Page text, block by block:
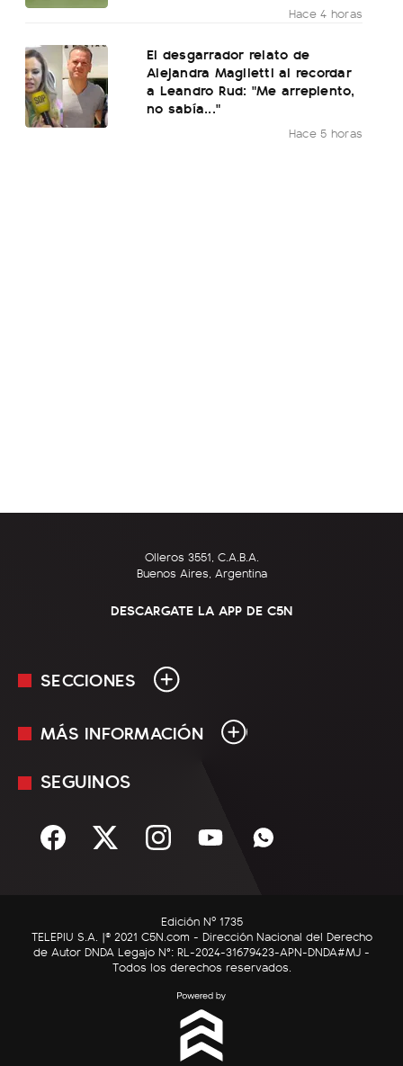
Hace 4 horas
El desgarrador relato de
Alejandra Maglietti al recordar
a Leandro Rud: "Me arrepiento,
no sabía..."
Hace 5 horas
Olleros 3551, C.A.B.A.
Buenos Aires, Argentina
DESCARGATE LA APP DE C5N
SECCIONES
En Vivo
Sociedad
C5N Autos
RatingCero
MÁS INFORMACIÓN
Mediakit
Términos y condiciones
SEGUINOS
Edición Nº 1735
TELEPIU S.A. |© 2021 C5N.com - Dirección Nacional del Derecho
de Autor DNDA Legajo N°: RL-2024-31679423-APN-DNDA#MJ -
Todos los derechos reservados.